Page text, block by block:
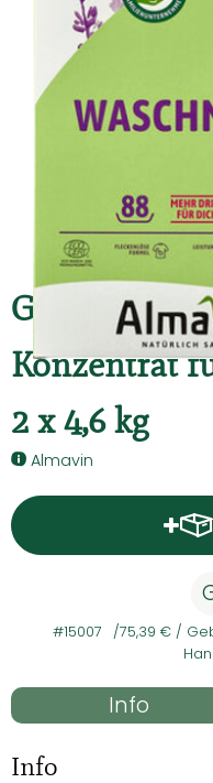
Kühltheke
Backwaren
Vorratskammer
Haushalt & Co
Hoffest 2026
Hauslieferservice
GEBINDE
Konzentrat
2 x 4,6 kg
Almavin
#15007 75,39 € /
Info
Info